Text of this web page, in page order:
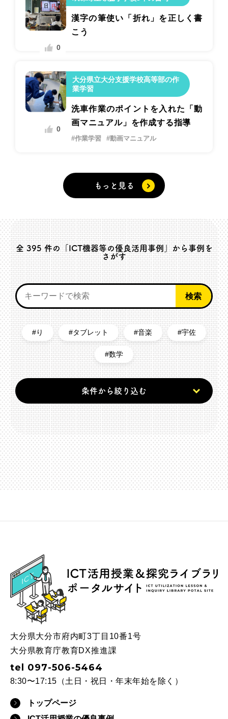
0
漢字の筆使い「折れ」を正しく書
こう
大分県立大分支援学校高等部の作
業学習
0
洗車作業のポイントを入れた「動
画マニュアル」を作成する指導
#作業学習 #動画マニュアル
もっと見る
全395件の「ICT機器等の優良活用事例」から事例を
さがす
り タブレット 音楽 宇佐
数学
条件から絞り込む
ICT
大分県大分市府内町3丁目10番1号
大分県教育庁教育DX推進課
tel 097-506-5464
8:30〜17:15（土日・祝日・年末年始を除く）
トップページ